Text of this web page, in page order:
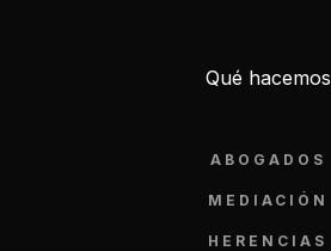
Qué hacemos
ABOGADOS
MEDIACIÓN
HERENCIAS